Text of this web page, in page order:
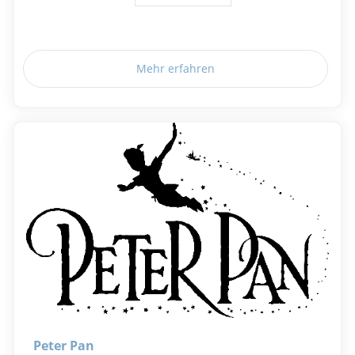
Mehr erfahren
Peter Pan